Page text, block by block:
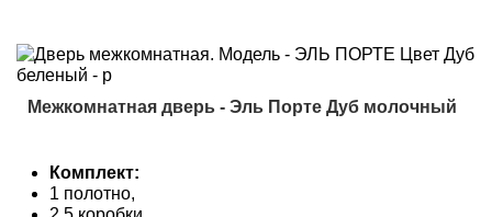
Межкомнатная дверь - Эль Порте Дуб молочный
Комплект:
1 полотно,